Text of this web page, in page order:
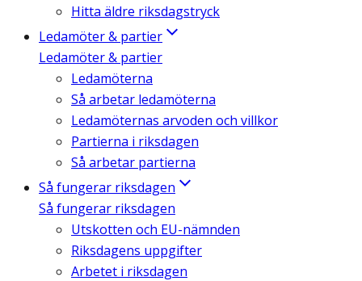
Hitta äldre riksdagstryck
Ledamöter & partier
Ledamöter & partier
Ledamöterna
Så arbetar ledamöterna
Ledamöternas arvoden och villkor
Partierna i riksdagen
Så arbetar partierna
Så fungerar riksdagen
Så fungerar riksdagen
Utskotten och EU-nämnden
Riksdagens uppgifter
Arbetet i riksdagen